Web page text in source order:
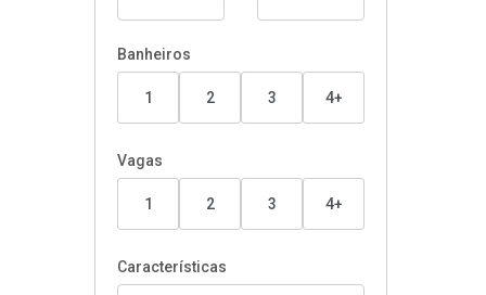
Banheiros
1 2 3 4+
Vagas
1 2 3 4+
Características